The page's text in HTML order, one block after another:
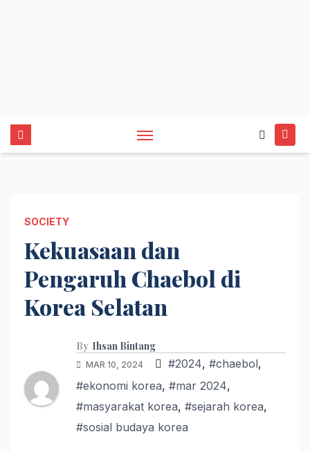
SOCIETY
Kekuasaan dan
Pengaruh Chaebol di
Korea Selatan
By Ihsan Bintang
MAR 10, 2024 #2024, #chaebol,
#ekonomi korea, #mar 2024,
#masyarakat korea, #sejarah korea,
#sosial budaya korea